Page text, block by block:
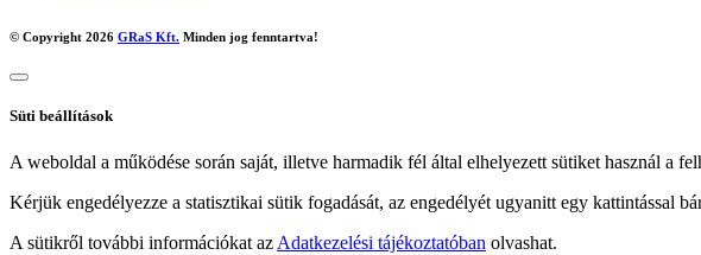
© Copyright 2026 GRaS Kft. Minden jog fenntartva!
Süti beállítások
A weboldal a működése során saját, illetve harmadik fél által elhelyezett sütiket használ a
Kérjük engedélyezze a statisztikai sütik fogadását, az engedélyét ugyanitt egy kattintással
A sütikről további információkat az Adatkezelési tájékoztatóban olvashat.